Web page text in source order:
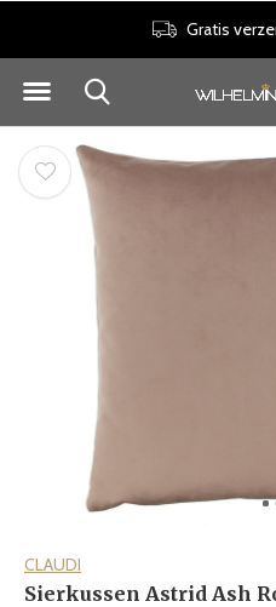
Gratis
CLAUDI
Sierkussen Astrid Ash